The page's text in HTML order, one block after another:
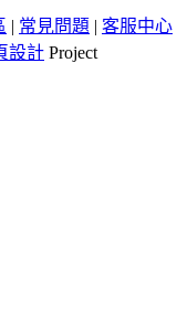
| 常見問題 | 客服中心
設計 Project